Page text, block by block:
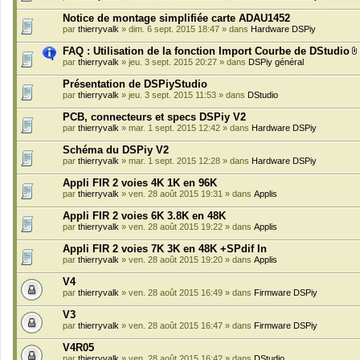
Notice de montage simplifiée carte ADAU1452
par thierryvalk » dim. 6 sept. 2015 18:47 » dans Hardware DSPiy
FAQ : Utilisation de la fonction Import Courbe de DStudio
i
par thierryvalk » jeu. 3 sept. 2015 20:27 » dans DSPiy général
Présentation de DSPiyStudio
par thierryvalk » jeu. 3 sept. 2015 11:53 » dans DStudio
PCB, connecteurs et specs DSPiy V2
par thierryvalk » mar. 1 sept. 2015 12:42 » dans Hardware DSPiy
Schéma du DSPiy V2
par thierryvalk » mar. 1 sept. 2015 12:28 » dans Hardware DSPiy
Appli FIR 2 voies 4K 1K en 96K
par thierryvalk » ven. 28 août 2015 19:31 » dans Applis
Appli FIR 2 voies 6K 3.8K en 48K
par thierryvalk » ven. 28 août 2015 19:22 » dans Applis
Appli FIR 2 voies 7K 3K en 48K +SPdif In
par thierryvalk » ven. 28 août 2015 19:20 » dans Applis
V4
par thierryvalk » ven. 28 août 2015 16:49 » dans Firmware DSPiy
V3
par thierryvalk » ven. 28 août 2015 16:47 » dans Firmware DSPiy
V4R05
par thierryvalk » ven. 28 août 2015 16:42 » dans DStudio